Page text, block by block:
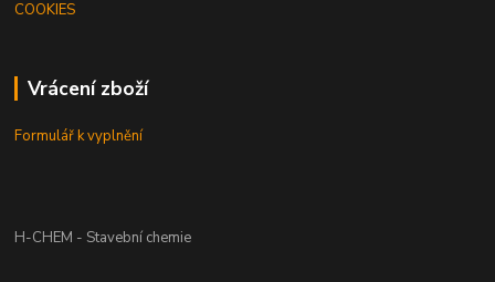
COOKIES
Vrácení zboží
Formulář k vyplnění
H-CHEM - Stavební chemie